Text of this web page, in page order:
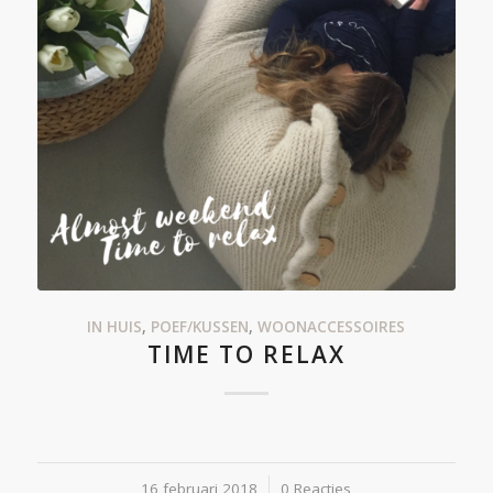
IN HUIS, POEF/KUSSEN,WOONACCESSOIRES
TIME TO RELAX
16 februari 2018
/ 0 Reacties